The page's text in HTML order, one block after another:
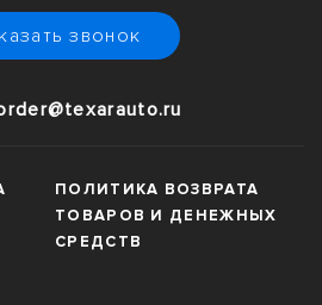
звонок
ПОЛИТИКА ВОЗВРАТА
ТОВАРОВ И ДЕНЕЖНЫХ
СРЕДСТВ